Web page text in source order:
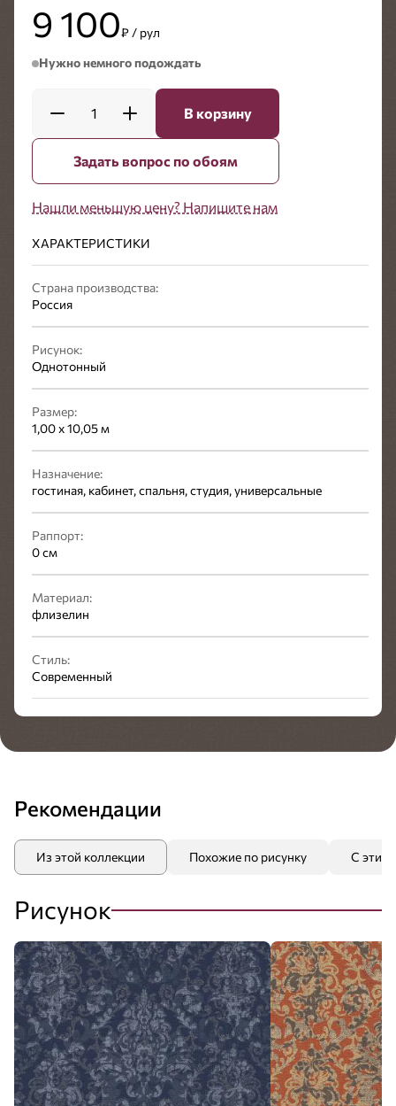
9 100₽ / рул
Нужно немного подождать
1 В корзину
Задать вопрос по обоям
Нашли меньшую цену? Напишите нам
ХАРАКТЕРИСТИКИ
Страна производства:
Россия
Рисунок:
Однотонный
Размер:
1,00 x 10,05 м
Назначение:
гостиная, кабинет, спальня, студия, универсальные
Раппорт:
0 см
Материал:
флизелин
Стиль:
Современный
Рекомендации
Из этой коллекции Похожие по рисунку С этим
Рисунок